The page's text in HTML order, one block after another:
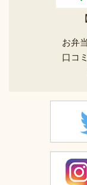
【
お弁
口コ